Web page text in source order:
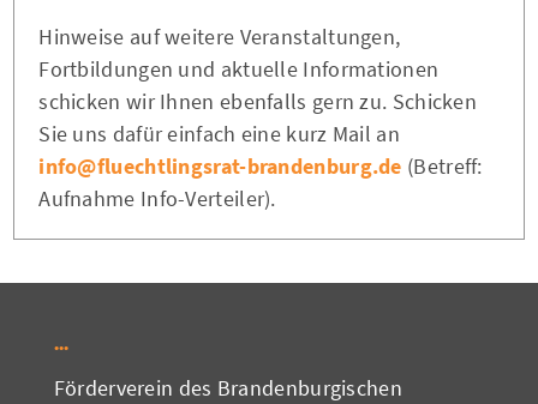
Hinweise auf weitere Veranstaltungen,
Fortbildungen und aktuelle Informationen
schicken wir Ihnen ebenfalls gern zu. Schicken
Sie uns dafür einfach eine kurz Mail an
info@fluechtlingsrat-brandenburg.de (Betreff:
Aufnahme Info-Verteiler).
Förderverein des Brandenburgischen